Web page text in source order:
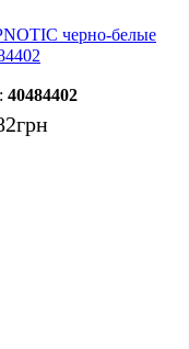
черно-белые
40484402
грн